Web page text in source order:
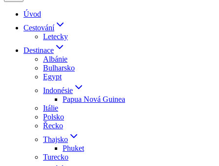
Úvod
Cestování
Letecky
Destinace
Albánie
Bulharsko
Egypt
Indonésie
Papua Nová Guinea
Itálie
Polsko
Řecko
Thajsko
Phuket
Turecko